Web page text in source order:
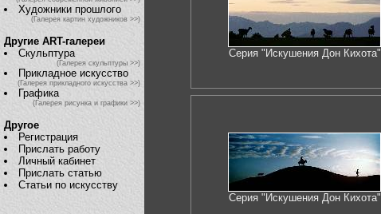
Художники прошлого
(Галерея картин художников >>)
Другие ART-галереи
Скульптура
(Галерея скульптуры >>)
Прикладное искусство
(Галерея прикладного искусства >>)
Графика
(Галерея рисунка и графики >>)
Другое
Регистрация
Прислать работу
Личный кабинет
Прислать статью
Статьи по искусству
Серия "Искушения Дон Кихота"
Серия "Искушения Дон Кихота"